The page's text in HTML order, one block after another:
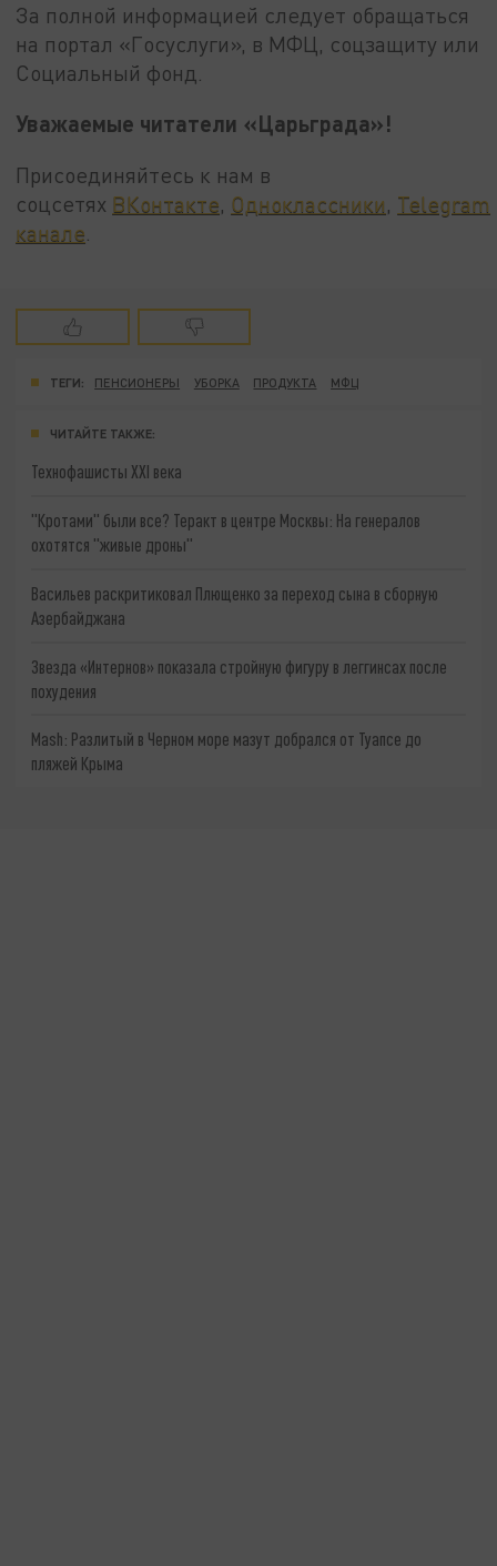
За полной информацией следует обращаться
на портал «Госуслуги», в МФЦ, соцзащиту или
Социальный фонд.
Уважаемые читатели «Царьграда»!
Присоединяйтесь к нам в
соцсетях ВКонтакте, Одноклассники, Telegram
канале
ТЕГИ: ПЕНСИОНЕРЫ УБОРКА ПРОДУКТА МФЦ
ЧИТАЙТЕ ТАКЖЕ:
Технофашисты XXI века
"Кротами" были все? Теракт в центре Москвы: На генералов
охотятся "живые дроны"
Васильев раскритиковал Плющенко за переход сына в сборную
Азербайджана
Звезда «Интернов» показала стройную фигуру в леггинсах после
похудения
Mash: Разлитый в Черном море мазут добрался от Туапсе до
пляжей Крыма